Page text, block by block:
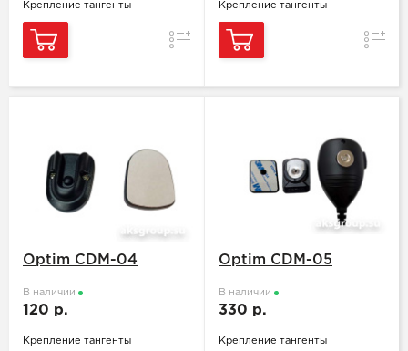
Крепление тангенты
Сравнение
Крепление тангенты
Optim CDM-04
В наличии
120 р.
Крепление тангенты
Optim CDM-05
В наличии
330 р.
Крепление тангенты